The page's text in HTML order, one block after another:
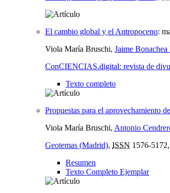
El cambio global y el Antropoceno:
Viola María Bruschi, Jaime Bonachea
ConCIENCIAS.digital: revista de
Texto completo
Propuestas para el aprovechamiento
Viola María Bruschi, Antonio
Geotemas (Madrid), ISSN 1576-5172,
Resumen
Texto Completo Ejemplar